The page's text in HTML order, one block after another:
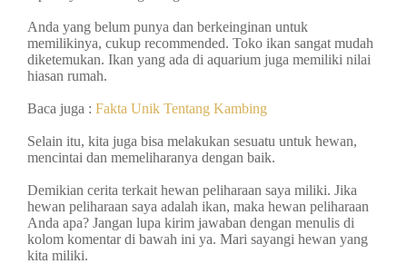
Anda yang belum punya dan berkeinginan untuk
memilikinya, cukup recommended. Toko ikan sangat mudah
diketemukan. Ikan yang ada di aquarium juga memiliki nilai
hiasan rumah.
Baca juga : Fakta Unik Tentang Kambing
Selain itu, kita juga bisa melakukan sesuatu untuk hewan,
mencintai dan memeliharanya dengan baik.
Demikian cerita terkait hewan peliharaan saya miliki. Jika
hewan peliharaan saya adalah ikan, maka hewan peliharaan
Anda apa? Jangan lupa kirim jawaban dengan menulis di
kolom komentar di bawah ini ya. Mari sayangi hewan yang
kita miliki.